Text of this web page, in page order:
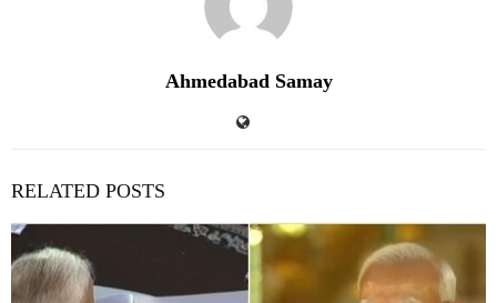
Ahmedabad Samay
RELATED POSTS